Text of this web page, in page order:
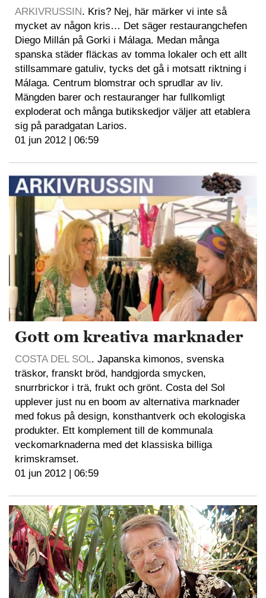
ARKIVRUSSIN. Kris? Nej, här märker vi inte så
mycket av någon kris… Det säger restaurangchefen
Diego Millán på Gorki i Málaga. Medan många
spanska städer fläckas av tomma lokaler och ett allt
stillsammare gatuliv, tycks det gå i motsatt riktning i
Málaga. Centrum blomstrar och sprudlar av liv.
Mängden barer och restauranger har fullkomligt
exploderat och många butikskedjor väljer att etablera
sig på paradgatan Larios.
01 jun 2012 | 06:59
Gott om kreativa marknader
COSTA DEL SOL. Japanska kimonos, svenska
träskor, franskt bröd, handgjorda smycken,
snurrbrickor i trä, frukt och grönt. Costa del Sol
upplever just nu en boom av alternativa marknader
med fokus på design, konsthantverk och ekologiska
produkter. Ett komplement till de kommunala
veckomarknaderna med det klassiska billiga
krimskramset.
01 jun 2012 | 06:59